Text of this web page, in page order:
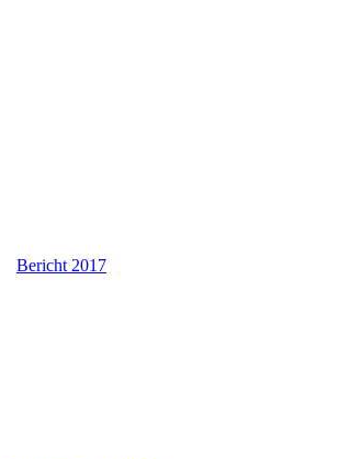
Bericht 2017